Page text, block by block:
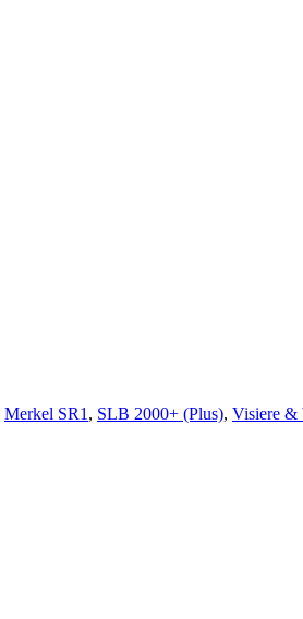
Merkel SR1 , SLB 2000+ (Plus), Visiere &